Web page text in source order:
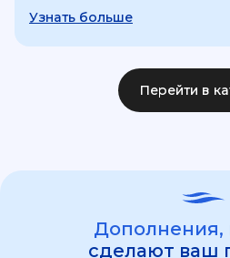
Узнать больше
Перейти в
Дополнения,
сделают ваш